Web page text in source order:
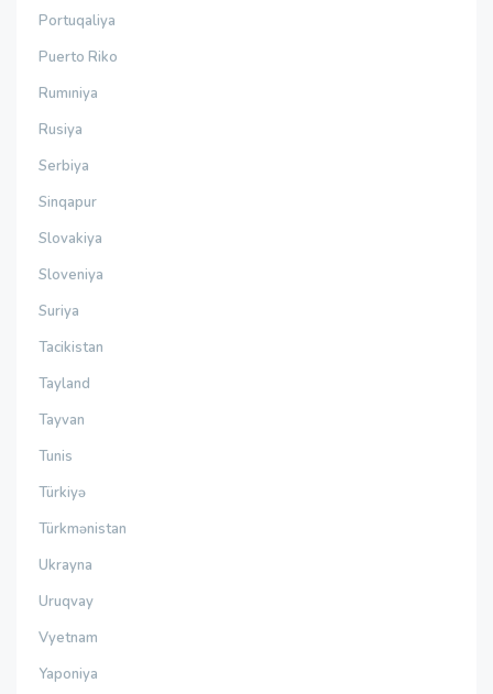
Portuqaliya
Puerto Riko
Rumıniya
Rusiya
Serbiya
Sinqapur
Slovakiya
Sloveniya
Suriya
Tacikistan
Tayland
Tayvan
Tunis
Türkiyə
Türkmənistan
Ukrayna
Uruqvay
Vyetnam
Yaponiya